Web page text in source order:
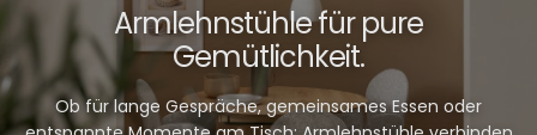
Armlehnstühle für pure
Gemütlichkeit.
Ob für lange Gespräche, gemeinsames Essen oder